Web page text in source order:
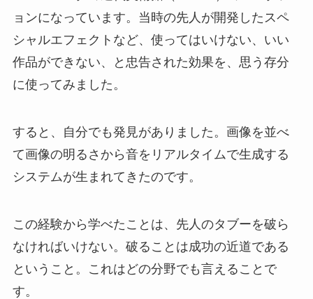
ョンになっています。当時の先人が開発したスペ
シャルエフェクトなど、使ってはいけない、いい
作品ができない、と忠告された効果を、思う存分
に使ってみました。
すると、自分でも発見がありました。画像を並べ
て画像の明るさから音をリアルタイムで生成する
システムが生まれてきたのです。
この経験から学べたことは、先人のタブーを破ら
なければいけない。破ることは成功の近道である
ということ。これはどの分野でも言えることで
す。